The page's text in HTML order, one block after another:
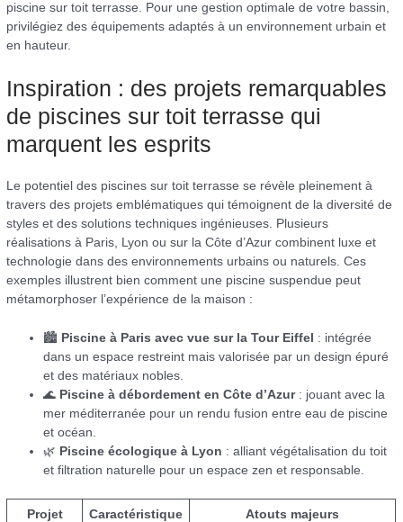
piscine sur toit terrasse. Pour une gestion optimale de votre bassin,
privilégiez des équipements adaptés à un environnement urbain et
en hauteur.
Inspiration : des projets remarquables
de piscines sur toit terrasse qui
marquent les esprits
Le potentiel des piscines sur toit terrasse se révèle pleinement à
travers des projets emblématiques qui témoignent de la diversité de
styles et des solutions techniques ingénieuses. Plusieurs
réalisations à Paris, Lyon ou sur la Côte d’Azur combinent luxe et
technologie dans des environnements urbains ou naturels. Ces
exemples illustrent bien comment une piscine suspendue peut
métamorphoser l’expérience de la maison :
🏙 Piscine à Paris avec vue sur la Tour Eiffel : intégrée
dans un espace restreint mais valorisée par un design épuré
et des matériaux nobles.
🌊 Piscine à débordement en Côte d’Azur: jouant avec la
mer méditerranée pour un rendu fusion entre eau de piscine
et océan.
🌿 Piscine écologique à Lyon : alliant végétalisation du toit
et filtration naturelle pour un espace zen et responsable.
Projet Caractéristique Atouts majeurs